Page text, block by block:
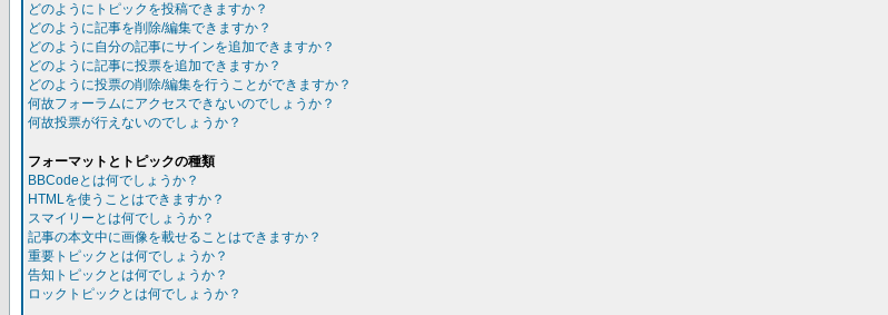
どのようにトピックを投稿できますか？
どのように記事を削除/編集できますか？
どのように自分の記事にサインを追加できますか？
どのように記事に投票を追加できますか？
どのように投票の削除/編集を行うことができますか？
何故フォーラムにアクセスできないのでしょうか？
何故投票が行えないのでしょうか？
フォーマットとトピックの種類
BBCodeとは何でしょうか？
HTMLを使うことはできますか？
スマイリーとは何でしょうか？
記事の本文中に画像を載せることはできますか？
重要トピックとは何でしょうか？
告知トピックとは何でしょうか？
ロックトピックとは何でしょうか？